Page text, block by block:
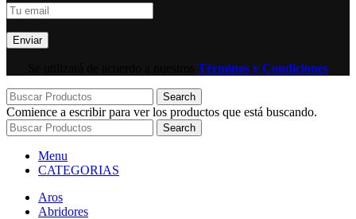
Términos y Condiciones
Search
Comience a escribir para ver los productos que está buscando.
Search
Menu
CATEGORIAS
Aros
Abridores